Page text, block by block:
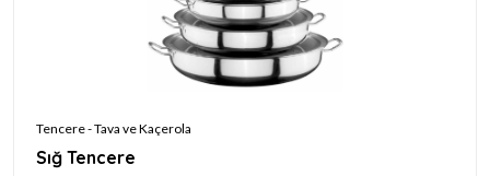
Tencere - Tava ve Kaçerola
Sığ Tencere